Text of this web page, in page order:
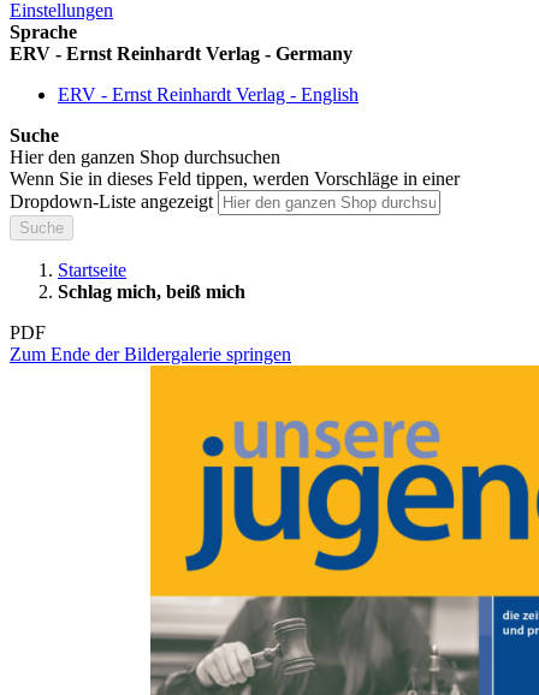
Einstellungen
Sprache
ERV - Ernst Reinhardt Verlag - Germany
ERV - Ernst Reinhardt Verlag - English
Suche
Hier den ganzen Shop durchsuchen
Wenn Sie in dieses Feld tippen, werden Vorschläge in einer
Dropdown-Liste angezeigt
Suche
Startseite
Schlag mich, beiß mich
PDF
Zum Ende der Bildergalerie springen